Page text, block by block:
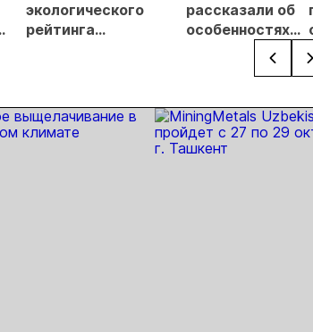
экологического
рейтинга
рассказали об
особенностях
буровзрывных
Сухой лог